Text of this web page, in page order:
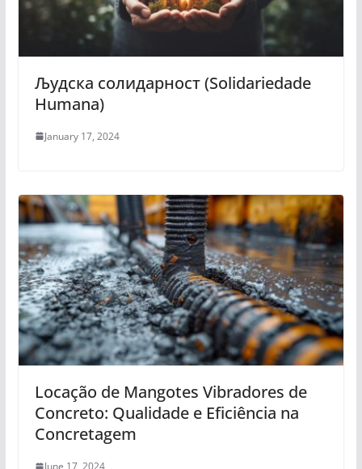
Људска солидарност (Solidariedade
Humana)
January 17, 2024
Locação de Mangotes Vibradores de
Concreto: Qualidade e Eficiência na
Concretagem